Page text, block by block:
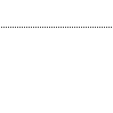
採用している株